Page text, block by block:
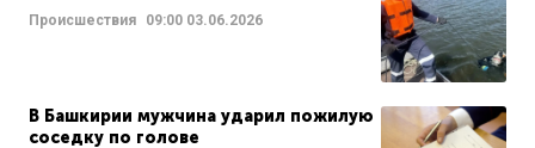
Происшествия 09:00 03.06.2026
В Башкирии мужчина ударил пожилую
соседку по голове